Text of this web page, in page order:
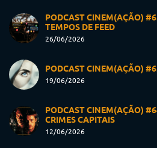
PODCAST CINEM(AÇÃO)
TEMPOS DE FEED
26/06/2026
PODCAST CINEM(AÇÃO)
19/06/2026
PODCAST CINEM(AÇÃO)
CRIMES CAPITAIS
12/06/2026